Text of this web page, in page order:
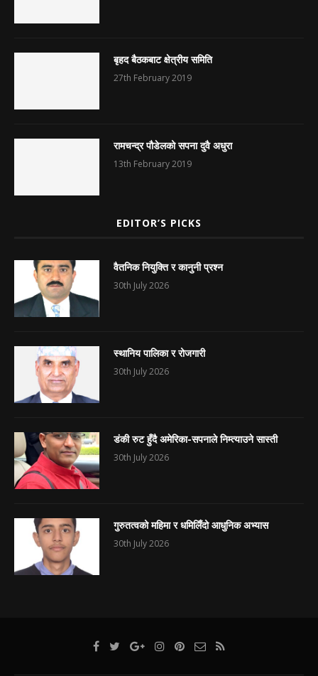
बृहद बैठकबाट क्षेत्रीय समिति
27th February 2019
रामचन्द्र पौडेलको सपना दुवै अधुरा
13th February 2019
EDITOR’S PICKS
वैतनिक नियुक्ति र कानुनी प्रश्न
30th July 2026
स्थानिय पालिका र रोजगारी
30th July 2026
डंकी रुट हुँदै अमेरिका-सपनाले निम्त्याउने सास्ती
30th July 2026
गुरुतत्वको महिमा र धमिलिँदो आधुनिक अभ्यास
30th July 2026